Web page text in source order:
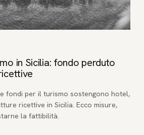
in Sicilia: fondo perduto
fondi per il turismo sostengono hotel,
ricettive in Sicilia. Ecco misure,
la fattibilità.